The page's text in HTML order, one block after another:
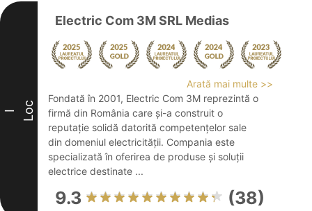
I Loc
Electric Com 3M SRL Medias
Arată mai multe >>
Fondată în 2001, Electric Com 3M reprezintă o
firmă din România care și-a construit o
reputație solidă datorită competențelor sale
din domeniul electricității. Compania este
specializată în oferirea de produse și soluții
electrice destinate ...
9.3 (38)